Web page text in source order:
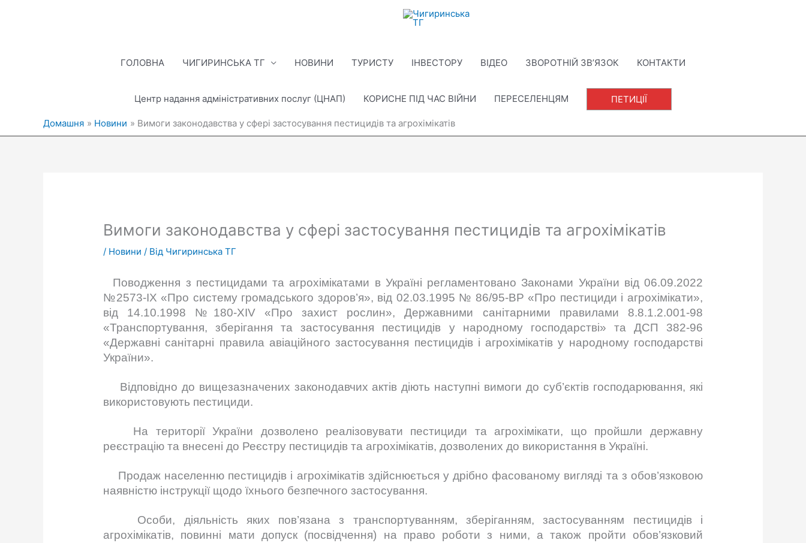
ГОЛОВНА ЧИГИРИНСЬКА ТГ НОВИНИ ТУРИСТУ ІНВЕСТОРУ ВІДЕО ЗВОРОТНІЙ ЗВ’ЯЗОК КОНТАКТИ
Центр надання адміністративних послуг (ЦНАП) КОРИСНЕ ПІД ЧАС ВІЙНИ ПЕРЕСЕЛЕНЦЯМ ПЕТИЦІЇ
Домашня Новини Вимоги законодавства у сфері застосування пестицидів та агрохімікатів
Вимоги законодавства у сфері застосування пестицидів та агрохімікатів
/ Новини / Від Чигиринська ТГ
Поводження з пестицидами та агрохімікатами в Україні регламентовано Законами України від 06.09.2022
№2573-IX «Про систему громадського здоров’я», від 02.03.1995 № 86/95-ВР «Про пестициди і агрохімікати»,
від 14.10.1998 №180-XIV «Про захист рослин», Державними санітарними правилами 8.8.1.2.001-98
«Транспортування, зберігання та застосування пестицидів у народному господарстві» та ДСП 382-96
«Державні санітарні правила авіаційного застосування пестицидів і агрохімікатів у народному господарстві
України».
Відповідно до вищезазначених законодавчих актів діють наступні вимоги до суб’єктів господарювання, які
використовують пестициди.
На території України дозволено реалізовувати пестициди та агрохімікати, що пройшли державну
реєстрацію та внесені до Реєстру пестицидів та агрохімікатів, дозволених до використання в Україні.
Продаж населенню пестицидів і агрохімікатів здійснюється у дрібно фасованому вигляді та з обов’язковою
наявністю інструкції щодо їхнього безпечного застосування.
Особи, діяльність яких пов’язана з транспортуванням, зберіганням, застосуванням пестицидів і
агрохімікатів, повинні мати допуск (посвідчення) на право роботи з ними, а також пройти обов’язковий